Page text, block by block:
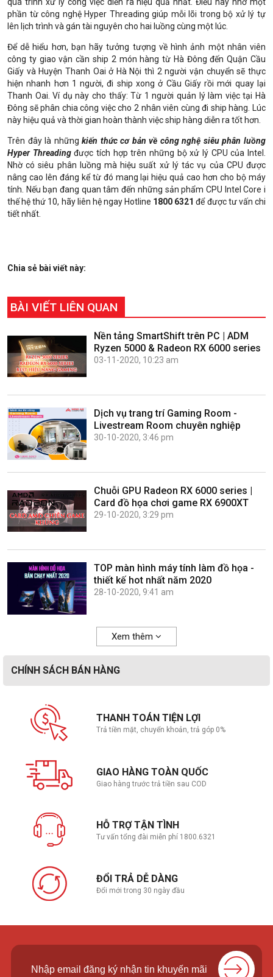
quá trình xử lý công việc diễn ra hiệu quả nhất. Điều này nhờ một
phần từ công nghệ Hyper Threading giúp mỗi lõi trong bộ xử lý tự
lên lịch trình và gán tài nguyên cho hai luồng cùng một lúc.
Để dễ hiểu hơn, bạn hãy tưởng tượng về hình ảnh một nhân viên
công ty giao vận cần ship 2 món hàng từ Hà Đông đến Quận Cầu
Giấy và Huyện Thanh Oai ở Hà Nội thì 2 người vận chuyển sẽ thực
hiện nhanh hơn 1 người, đi ship xong ở Cầu Giấy rồi mới quay lại
Thanh Oai. Ví dụ này cho thấy: Từ 1 người quản lý làm việc tại Hà
Đông sẽ phân chia công việc cho 2 nhân viên cùng đi ship hàng. Lúc
này hiệu quả và thời gian hoàn thành việc ship hàng diễn ra tốt hơn.
Trên đây là nhữngkiến thức cơ bản về công nghệ siêu phân luồng
Hyper Threadingđược tích hợp trên những bộ xử lý CPU của Intel.
Nhờ có siêu phân luồng mà hiệu suất xử lý tác vụ của CPU được
nâng cao lên đáng kể từ đó mang lại hiệu quả cao hơn cho bộ máy
tính. Nếu bạn đang quan tâm đến những sản phẩm CPU Intel Core i
thế hệ thứ 10, hãy liên hệ ngay Hotline 1800 6321 để được tư vấn chi
tiết nhất.
Chia sẻ bài viết này:
BÀI VIẾT LIÊN QUAN
Nền tảng SmartShift trên PC | ADM
Ryzen 5000 & Radeon RX 6000 series
03-11-2020, 10:23 am
Dịch vụ trang trí Gaming Room -
Livestream Room chuyên nghiệp
30-10-2020, 3:46 pm
Chuỗi GPU Radeon RX 6000 series |
Card đồ họa chơi game RX 6900XT
29-10-2020, 3:29 pm
TOP màn hình máy tính làm đồ họa -
thiết kế hot nhất năm 2020
28-10-2020, 9:41 am
Xem thêm
CHÍNH SÁCH BÁN HÀNG
THANH TOÁN TIỆN LỢI
Trả tiền mặt, chuyển khoản, trả góp 0%
GIAO HÀNG TOÀN QUỐC
Giao hàng trước trả tiền sau COD
HỖ TRỢ TẬN TÌNH
Tư vấn tổng đài miễn phí 1800.6321
ĐỔI TRẢ DỄ DÀNG
Đổi mới trong 30 ngày đầu